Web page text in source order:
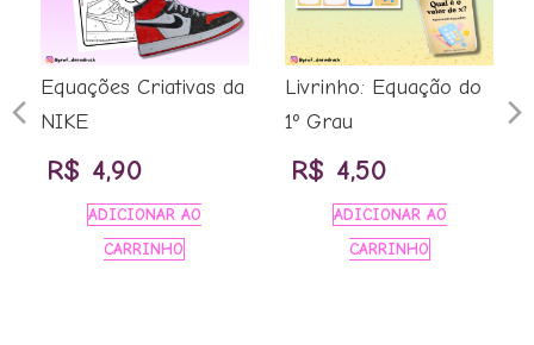
Equações Criativas da
NIKE
R$ 4,90
ADICIONAR AO
CARRINHO
Livrinho: Equação do
1º Grau
R$ 4,50
ADICIONAR AO
CARRINHO
Previous
Slide